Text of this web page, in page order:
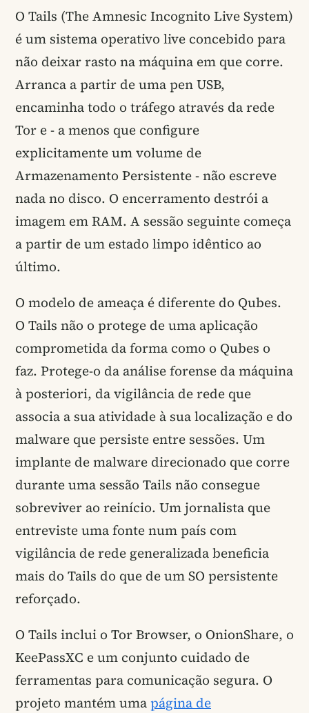
O Tails (The Amnesic Incognito Live System)
é um sistema operativo live concebido para
não deixar rasto na máquina em que corre.
Arranca a partir de uma pen USB,
encaminha todo o tráfego através da rede
Tor e - a menos que configure
explicitamente um volume de
Armazenamento Persistente - não escreve
nada no disco. O encerramento destrói a
imagem em RAM. A sessão seguinte começa
a partir de um estado limpo idêntico ao
último.
O modelo de ameaça é diferente do Qubes.
O Tails não o protege de uma aplicação
comprometida da forma como o Qubes o
faz. Protege-o da análise forense da máquina
à posteriori, da vigilância de rede que
associa a sua atividade à sua localização e do
malware que persiste entre sessões. Um
implante de malware direcionado que corre
durante uma sessão Tails não consegue
sobreviver ao reinício. Um jornalista que
entreviste uma fonte num país com
vigilância de rede generalizada beneficia
mais do Tails do que de um SO persistente
reforçado.
O Tails inclui o Tor Browser, o OnionShare, o
KeePassXC e um conjunto cuidado de
ferramentas para comunicação segura. O
projeto mantém umapágina de